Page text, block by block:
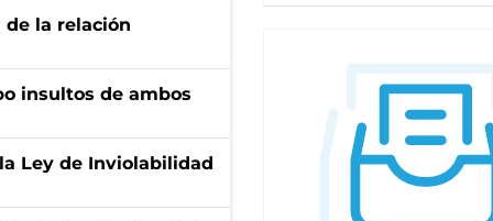
la relación
insultos de ambos
Ley de Inviolabilidad